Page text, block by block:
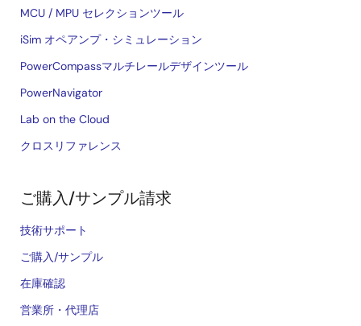
MCU / MPU セレクションツール
iSim オペアンプ・シミュレーション
PowerCompassマルチレールデザインツール
PowerNavigator
Lab on the Cloud
クロスリファレンス
ご購入/サンプル請求
技術サポート
ご購入/サンプル
在庫確認
営業所・代理店